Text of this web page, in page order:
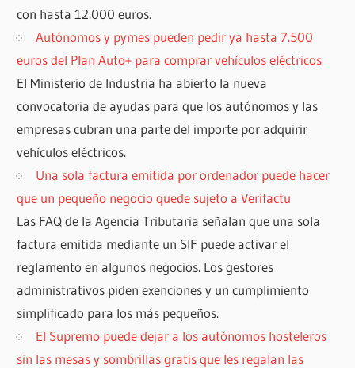
con hasta 12.000 euros.
Autónomos y pymes pueden pedir ya hasta 7.500
euros del Plan Auto+ para comprar vehículos eléctricos
El Ministerio de Industria ha abierto la nueva
convocatoria de ayudas para que los autónomos y las
empresas cubran una parte del importe por adquirir
vehículos eléctricos.
Una sola factura emitida por ordenador puede hacer
que un pequeño negocio quede sujeto a Verifactu
Las FAQ de la Agencia Tributaria señalan que una sola
factura emitida mediante un SIF puede activar el
reglamento en algunos negocios. Los gestores
administrativos piden exenciones y un cumplimiento
simplificado para los más pequeños.
El Supremo puede dejar a los autónomos hosteleros
sin las mesas y sombrillas gratis que les regalan las